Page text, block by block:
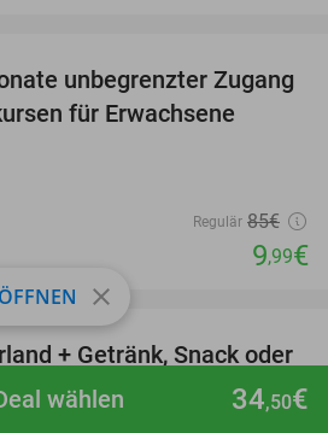
34,50€
wählen
88%
unbegrenzter Zugang
für Erwachsene
Regulär 85€
9,99€
47%
+ Getränk, Snack oder
close